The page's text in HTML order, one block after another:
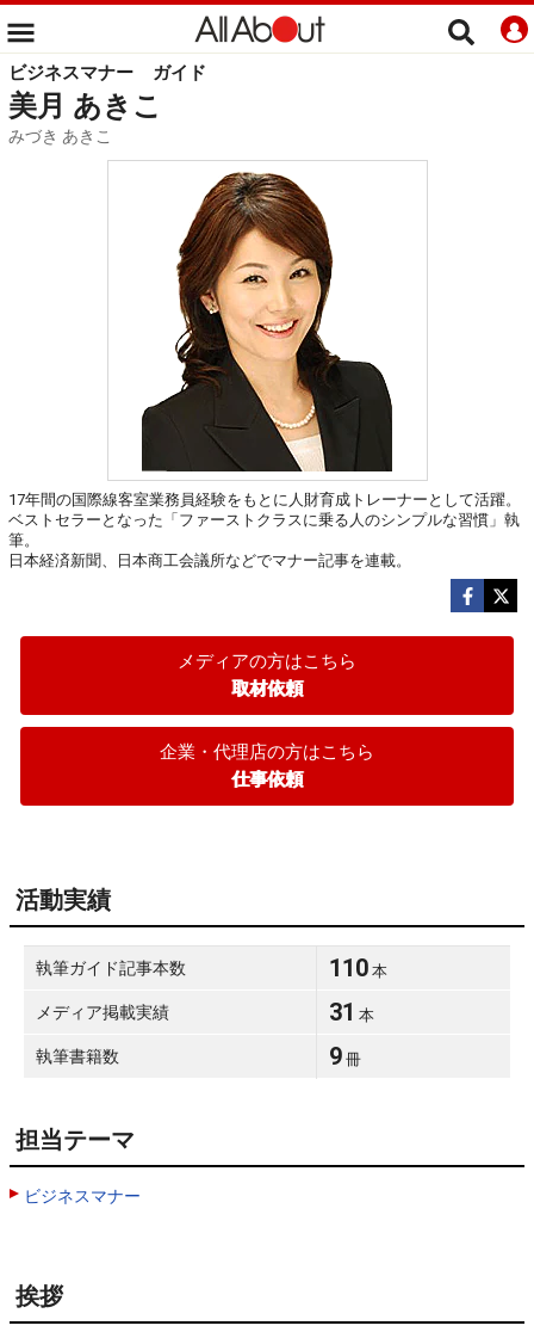
ビジネスマナー ガイド
美月 あきこ
みづき あきこ
17年間の国際線客室業務員経験をもとに人財育成トレーナーとして活躍。
ベストセラーとなった「ファーストクラスに乗る人のシンプルな習慣」執
筆。
日本経済新聞、日本商工会議所などでマナー記事を連載。
メディアの方はこちら
取材依頼
企業・代理店の方はこちら
仕事依頼
活動実績
執筆ガイド記事本数 110 本
メディア掲載実績 31 本
執筆書籍数 9 冊
担当テーマ
ビジネスマナー
挨拶